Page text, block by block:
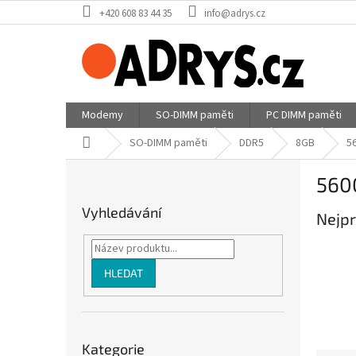
na
+420 608 83 44 35 info@adrys.cz
Modemy SO-DIMM paměti PC DIMM paměti
Domů SO-DIMM paměti DDR5 8GB
Vyhledávání
HLEDAT
kategorie
Kategorie